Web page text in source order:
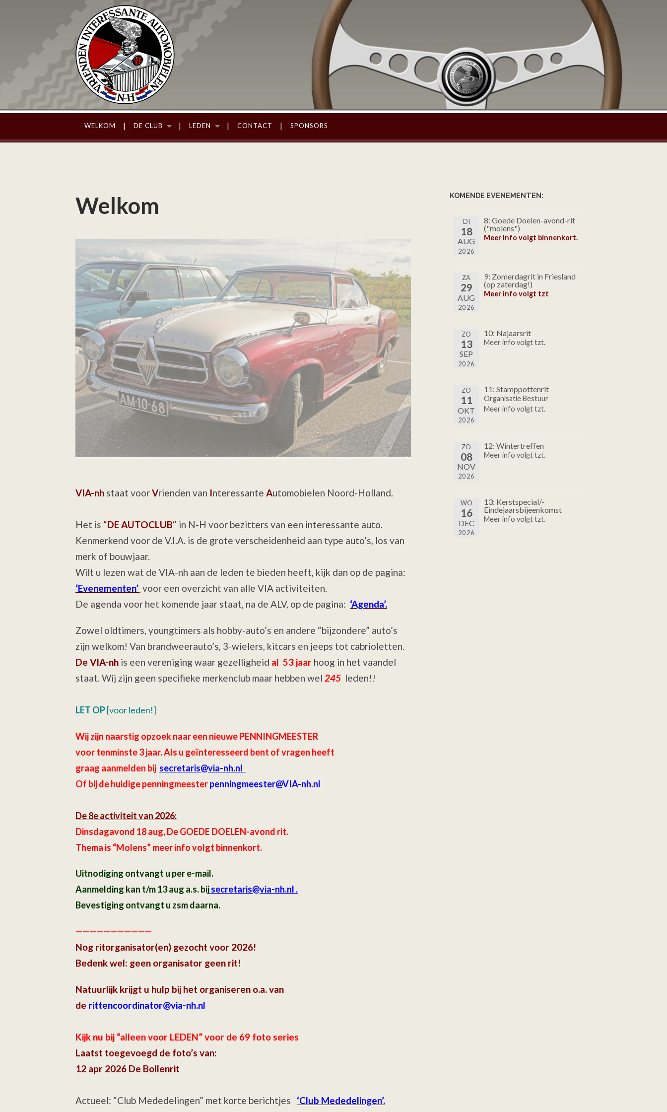
WELKOM DE CLUB LEDEN CONTACT SPONSORS
Welkom
VIA-nh staat voorVrienden van Interessante Automobielen Noord-Holland.
Het is “DE AUTOCLUB“ in N-H voor bezitters van een interessante auto.
Kenmerkend voor de V.I.A. is de grote verscheidenheid aan type auto’s, los van
merk of bouwjaar.
Wilt u lezen wat de VIA-nh aan de leden te bieden heeft, kijk dan op de pagina:
‘Evenementen’ voor een overzicht van alle VIA activiteiten.
De agenda voor het komende jaar staat, na de ALV, op de pagina: ‘Agenda’.
Zowel oldtimers, youngtimers als hobby-auto’s en andere “bijzondere” auto’s
zijn welkom! Van brandweerauto’s, 3-wielers, kitcars en jeeps tot cabrioletten.
De VIA-nh is een vereniging waar gezelligheid al 53 jaar hoog in het vaandel
staat. Wij zijn geen specifieke merkenclub maar hebben wel 245 leden!!
LET OP[voor leden!]
Wij zijn naarstig opzoek naar een nieuwe PENNINGMEESTER
voor tenminste 3 jaar.Als u geïnteresseerd bent of vragen heeft
graag aanmelden bij secretaris@via-nh.nl
Of bij de huidige penningmeesterpenningmeester@VIA-nh.nl
De 8e activiteit van 2026:
Dinsdagavond 18 aug, De GOEDE DOELEN-avond rit.
Thema is “Molens” meer info volgt binnenkort.
Uitnodiging ontvangt u per e-mail.
Aanmelding kan t/m 13 aug a.s. bijsecretaris@via-nh.nl .
Bevestiging ontvangt u zsm daarna.
———————————
Nog ritorganisator(en) gezocht voor 2026!
Bedenk wel: geen organisator geen rit!
Natuurlijk krijgt u hulp bij het organiseren o.a. van
de rittencoordinator@via-nh.nl
Kijk nu bij “alleen voor LEDEN” voor de 69 foto series
Laatst toegevoegd de foto’s van:
12 apr 2026 De Bollenrit
Actueel: “Club Mededelingen” met korte berichtjes
‘Club Mededelingen’.
KOMENDE EVENEMENTEN:
DI
18
AUG
2026
8: Goede Doelen-avond-rit
("molens")
Meer info volgt binnenkort.
ZA
29
AUG
2026
9: Zomerdagrit in Friesland
(op zaterdag!)
Meer info volgt tzt
ZO
13
SEP
2026
10: Najaarsrit
Meer info volgt tzt.
ZO
11
OKT
2026
11: Stamppottenrit
Organisatie Bestuur
Meer info volgt tzt.
ZO
08
NOV
2026
12: Wintertreffen
Meer info volgt tzt.
WO
16
DEC
2026
13: Kerstspecial/-
Eindejaarsbijeenkomst
Meer info volgt tzt.